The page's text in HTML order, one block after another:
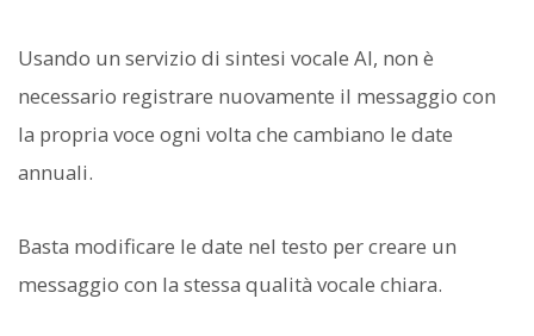
Usando un servizio di sintesi vocale AI, non è
necessario registrare nuovamente il messaggio con
la propria voce ogni volta che cambiano le date
annuali.
Basta modificare le date nel testo per creare un
messaggio con la stessa qualità vocale chiara.